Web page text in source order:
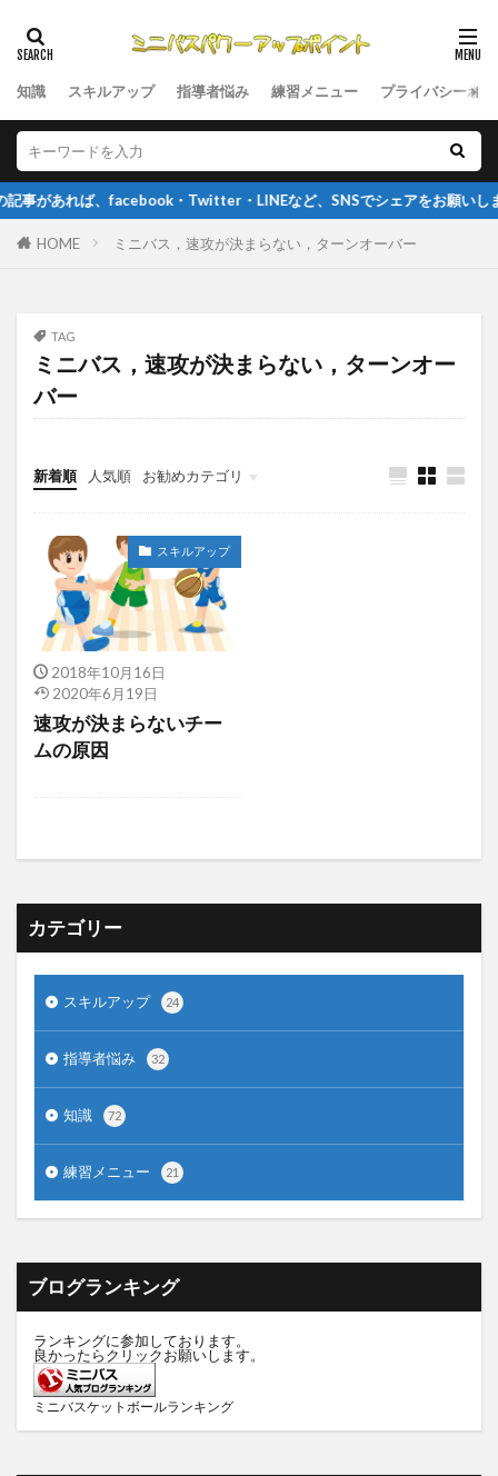
知識 スキルアップ 指導者悩み 練習メニュー プライバシーポ
あれば、facebook・Twitter・LINEなど、SNSでシェアをお願いします
HOME ミニバス，速攻が決まらない，ターンオーバー
TAG
ミニバス，速攻が決まらない，ターンオー
バー
新着順 人気順 お勧めカテゴリ
指導者悩み
スキルアップ
2018年10月16日
2020年6月19日
速攻が決まらないチー
ムの原因
カテゴリー
スキルアップ 24
指導者悩み 32
知識 72
練習メニュー 21
ブログランキング
ランキングに参加しております。
良かったらクリックお願いします。
ミニバスケットボールランキング